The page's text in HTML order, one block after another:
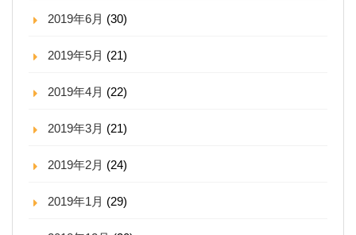
2019年6月 (30)
2019年5月 (21)
2019年4月 (22)
2019年3月 (21)
2019年2月 (24)
2019年1月 (29)